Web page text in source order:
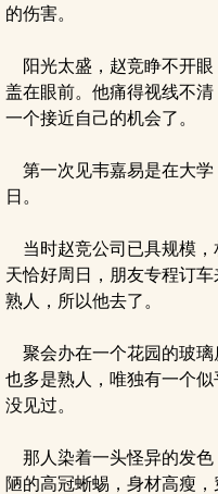
的伤害。
阳光太盛，赵竞睁不开眼
盖在眼前。他痛得视线不
一个接近自己的机会了。
第一次见韦嘉易是在大学
日。
当时赵竞公司已具规模，
天恰好周日，朋友专程订
熟人，所以他去了。
聚会办在一个花园的玻璃
也多是熟人，唯独有一个
没见过。
那人染着一头怪异的发色
陋的高冠蜥蜴，身材高瘦